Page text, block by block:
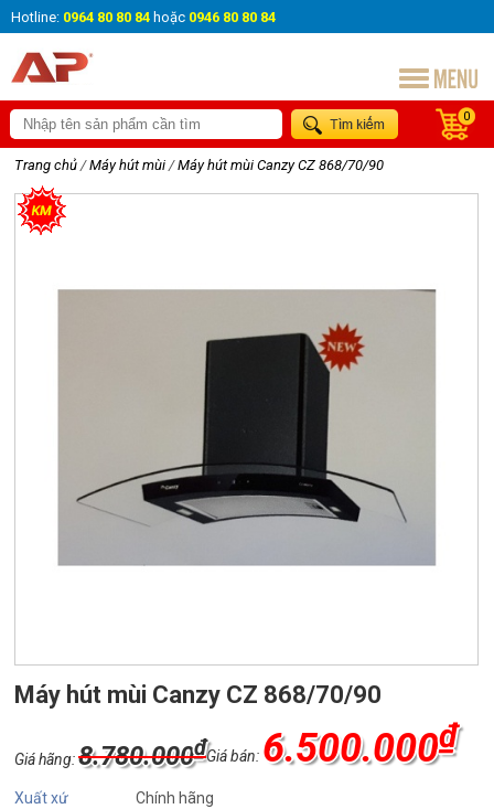
Hotline: 0964 80 80 84 hoặc 0946 80 80 84
0
Trang chủ / Máy hút mùi / Máy hút mùi Canzy CZ 868/70/90
Máy hút mùi Canzy CZ 868/70/90
Giá bán: 6.500.000₫
Giá hãng:8.780.000₫
Xuất xứ
Chính hãng